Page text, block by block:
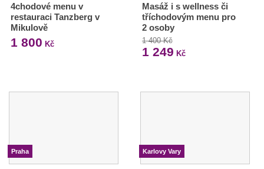
4chodové menu v
restauraci Tanzberg v
Mikulově
1 800 Kč
Masáž i s wellness či
tříchodovým menu pro
2 osoby
1 400 Kč
1 249 Kč
Praha Karlovy Vary